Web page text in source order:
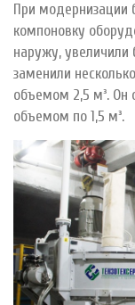
При модернизации
компоновку
наружу, увеличили
заменили
объемом 2,5 м³. Он
объемом по 1,5 м³.